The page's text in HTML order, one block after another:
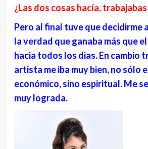
¿Las dos cosas hacía,
Pero al final tuve que decidirme
la verdad que ganaba más que
hacia todos los dias. En cambio
artista me iba muy bien, no sólo
económico, sino espiritual. Me
muy lograda.